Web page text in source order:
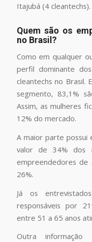
Itajubá (4 cleantechs).
Quem são os
no Brasil?
Como em qualquer
perfil dominante
cleantechs no Brasil.
segmento, 83,1%
Assim, as mulheres
12% do mercado.
A maior parte possui
valor de 34% dos
empreendedores
26%.
Já os
responsáveis por
entre 51 a 65 anos
Outra